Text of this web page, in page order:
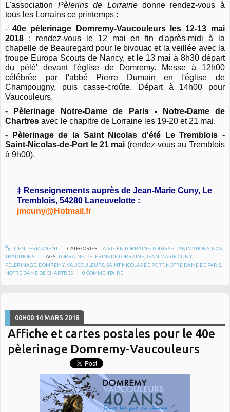
L'association Pèlerins de Lorrainedonne rendez-vous à
tous les Lorrains ce printemps :
- 40e pèlerinage Domremy-Vaucouleurs les 12-13 mai
2018 : rendez-vous le 12 mai en fin d'après-midi à la
chapelle de Beauregard pour le bivouac et la veillée avec la
troupe Europa Scouts de Nancy, et le 13 mai à 8h30 départ
du pélé' devant l'église de Domremy. Messe à 12h00
célébrée par l'abbé Pierre Dumain en l'église de
Champougny, puis casse-croûte. Départ à 14h00 pour
Vaucouleurs.
-
Pèlerinage Notre-Dame de Paris - Notre-Dame de
Chartres avec le chapitre de Lorraine les 19-20 et 21 mai.
-
Pèlerinage de la Saint Nicolas d'été Le Tremblois -
Saint-Nicolas-de-Port le 21 mai (rendez-vous au Tremblois
à 9h00).
‡ Renseignements auprès de Jean-Marie Cuny, Le
Tremblois, 54280 Laneuvelotte :
jmcuny@Hotmail.fr
LIEN PERMANENT CATÉGORIES : LA VIE EN LORRAINE, LOISIRS ET ANIMATIONS, NOS
TRADITIONS
TAGS : LORRAINE PÈLERINS DE LORRAINE JEAN MARIE CUNY,
PÈLERINAGE DOMREMY,VAUCOULEURS ,SAINT NICOLAS DE PORT, NOTRE DAME DE PARIS
NOTRE DAME DE CHARTRES
0 COMMENTAIRE
00H00 14 MARS 2018
Affiche et cartes postales pour le 40e
pèlerinage Domremy-Vaucouleurs